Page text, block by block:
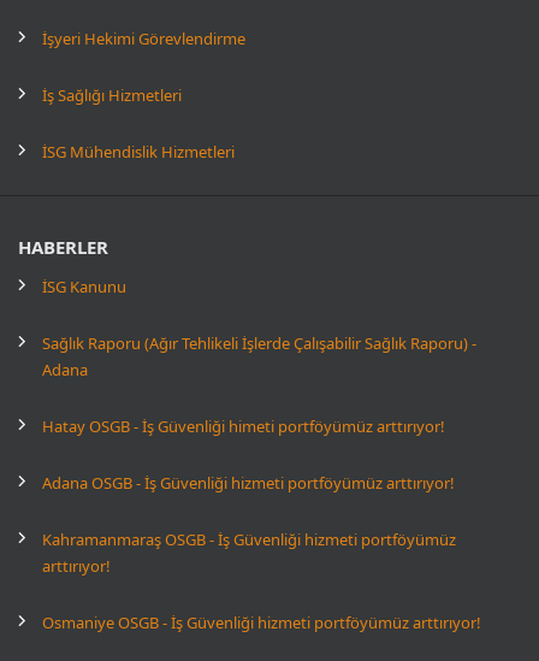
İşyeri Hekimi Görevlendirme
İş Sağlığı Hizmetleri
İSG Mühendislik Hizmetleri
HABERLER
İSG Kanunu
Sağlık Raporu (Ağır Tehlikeli İşlerde Çalışabilir Sağlık Raporu) -
Adana
Hatay OSGB - İş Güvenliği himeti portföyümüz arttırıyor!
Adana OSGB - İş Güvenliği hizmeti portföyümüz arttırıyor!
Kahramanmaraş OSGB - İş Güvenliği hizmeti portföyümüz
arttırıyor!
Osmaniye OSGB - İş Güvenliği hizmeti portföyümüz arttırıyor!